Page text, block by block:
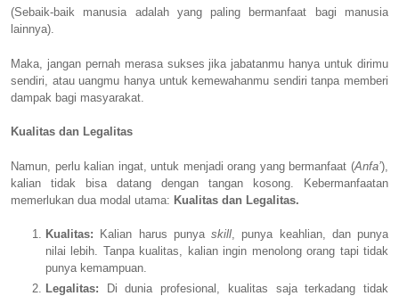
(Sebaik-baik manusia adalah yang paling bermanfaat bagi manusia
lainnya).
Maka, jangan pernah merasa sukses jika jabatanmu hanya untuk dirimu
sendiri, atau uangmu hanya untuk kemewahanmu sendiri tanpa memberi
dampak bagi masyarakat.
Kualitas dan Legalitas
Namun, perlu kalian ingat, untuk menjadi orang yang bermanfaat (Anfa’),
kalian tidak bisa datang dengan tangan kosong. Kebermanfaatan
memerlukan dua modal utama: Kualitas dan Legalitas.
Kualitas: Kalian harus punya skill, punya keahlian, dan punya
nilai lebih. Tanpa kualitas, kalian ingin menolong orang tapi tidak
punya kemampuan.
Legalitas: Di dunia profesional, kualitas saja terkadang tidak